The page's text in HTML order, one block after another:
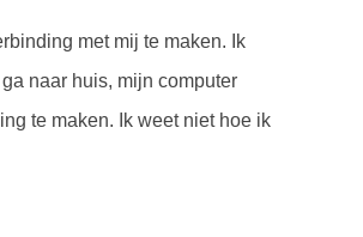
met mij te maken. Ik
naar huis, mijn computer
te maken. Ik weet niet hoe ik